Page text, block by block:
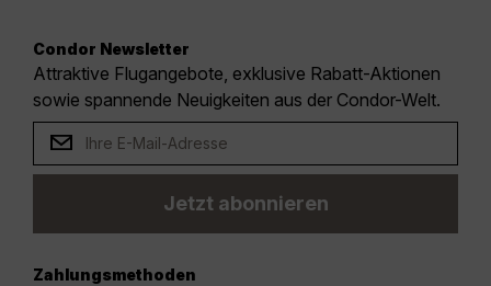
Condor Newsletter
Attraktive Flugangebote, exklusive Rabatt-Aktionen
sowie spannende Neuigkeiten aus der Condor-Welt.
Jetzt abonnieren
Zahlungsmethoden